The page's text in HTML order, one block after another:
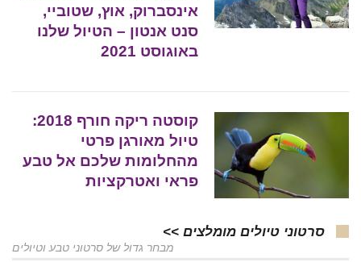
אינסברוק, אוץ, שטוביי,
סנט אנטון – הטיול שלנו
באוגוסט 2021
קוסטה ריקה חורף 2018:
טיול מאורגן פרטי
מהחלומות שלכם אל טבע
פראי ואטרקציות
סרטוני טיולים מומלצים >>
מבחר גדול של סרטוני טבע וטיולים